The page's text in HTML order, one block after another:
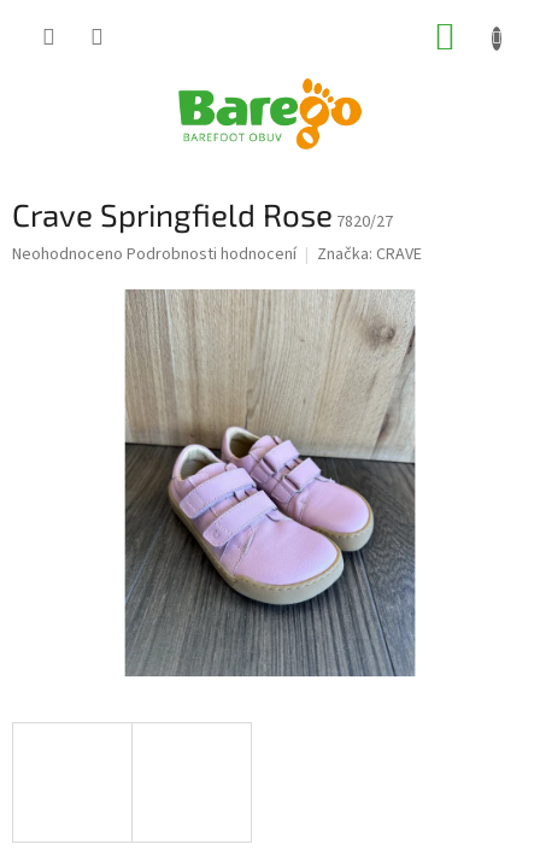
Crave Springfield Rose 7820/27
Průměrné
Neohodnoceno Podrobnosti hodnocení Značka: CRAVE